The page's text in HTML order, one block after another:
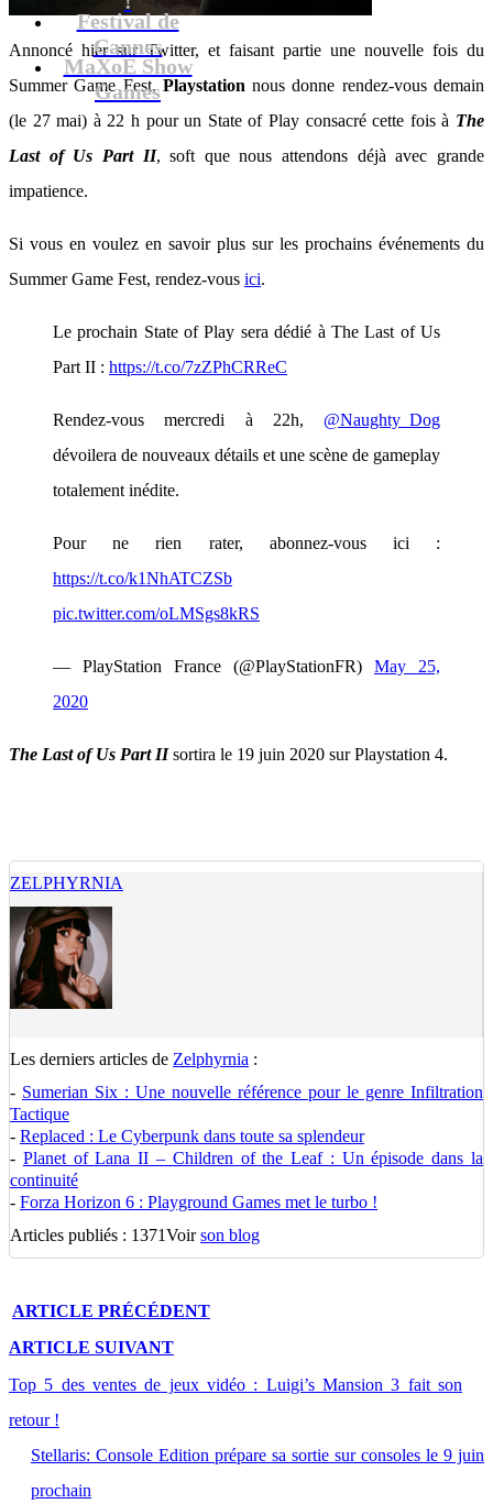
Festival de
Cannes
MaXoE Show
Games
Annoncé hier sur Twitter, et faisant partie une nouvelle fois du
Summer Game Fest,Playstation nous donne rendez-vous demain
(le 27 mai) à 22 h pour un State of Play consacré cette fois à The
Last of Us Part II, soft que nous attendons déjà avec grande
impatience.
Si vous en voulez en savoir plus sur les prochains événements du
Summer Game Fest, rendez-vous ici.
Le prochain State of Play sera dédié à The Last of Us
Part II : https://t.co/7zZPhCRReC
Rendez-vous mercredi à 22h, @Naughty_Dog
dévoilera de nouveaux détails et une scène de gameplay
totalement inédite.
Pour ne rien rater, abonnez-vous ici :
https://t.co/k1NhATCZSb
pic.twitter.com/oLMSgs8kRS
— PlayStation France (@PlayStationFR) May 25,
2020
The Last of Us Part II sortira le 19 juin 2020 sur Playstation 4.
ZELPHYRNIA
Les derniers articles de Zelphyrnia :
- Sumerian Six : Une nouvelle référence pour le genre Infiltration
Tactique
- Replaced : Le Cyberpunk dans toute sa splendeur
- Planet of Lana II – Children of the Leaf : Un épisode dans la
continuité
- Forza Horizon 6 : Playground Games met le turbo !
Articles publiés : 1371Voirson blog
ARTICLE PRÉCÉDENT
ARTICLE SUIVANT
Top 5 des ventes de jeux vidéo : Luigi’s Mansion 3 fait son
retour !
Stellaris: Console Edition prépare sa sortie sur consoles le 9 juin
prochain